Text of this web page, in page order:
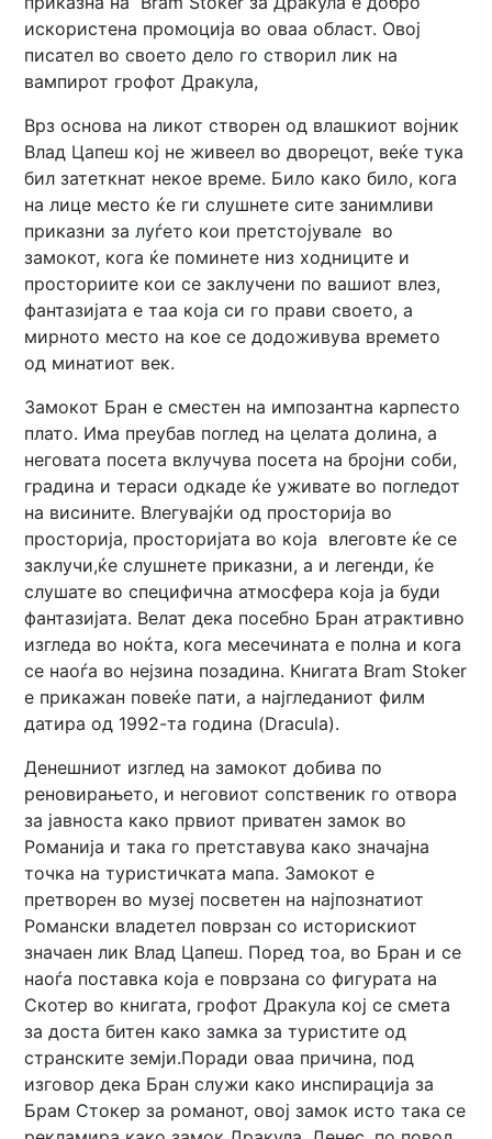
искористена промоција во оваа област. Овој
писател во своето дело го створил лик на
вампирот грофот Дракула,
Врз основа на ликот створен од влашкиот војник
Влад Цапеш кој не живеел во дворецот, веќе тука
бил затеткнат некое време. Било како било, кога
на лице место ќе ги слушнете сите занимливи
приказни за луѓето кои претстојувале во
замокот, кога ќе поминете низ ходниците и
просториите кои се заклучени по вашиот влез,
фантазијата е таа која си го прави своето, а
мирното место на кое се додоживува времето
од минатиот век.
Замокот Бран е сместен на импозантна карпесто
плато. Има преубав поглед на целата долина, а
неговата посета вклучува посета на бројни соби,
градина и тераси одкаде ќе уживате во погледот
на висините. Влегувајќи од просторија во
просторија, просторијата во која влеговте ќе се
заклучи,ќе слушнете приказни, а и легенди, ќе
слушате во специфична атмосфера која ја буди
фантазијата. Велат дека посебно Бран атрактивно
изгледа во ноќта, кога месечината е полна и кога
се наоѓа во нејзина позадина. Книгата Bram Stoker
е прикажан повеќе пати, а најгледаниот филм
датира од 1992-та година (Dracula).
Денешниот изглед на замокот добива по
реновирањето, и неговиот сопственик го отвора
за јавноста како првиот приватен замок во
Романија и така го претставува како значајна
точка на туристичката мапа. Замокот е
претворен во музеј посветен на најпознатиот
Романски владетел поврзан со историскиот
значаен лик Влад Цапеш. Поред тоа, во Бран и се
наоѓа поставка која е поврзана со фигурата на
Скотер во книгата, грофот Дракула кој се смета
за доста битен како замка за туристите од
странските земји.Поради оваа причина, под
изговор дека Бран служи како инспирација за
Брам Стокер за романот, овој замок исто така се